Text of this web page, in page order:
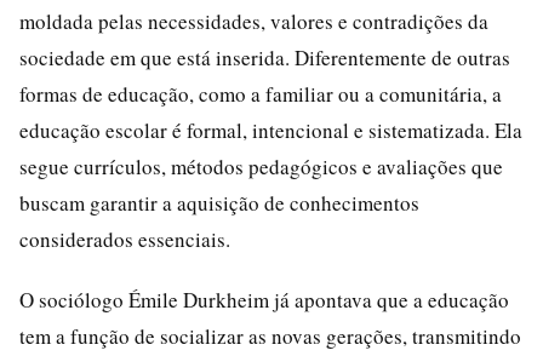
moldada pelas necessidades, valores e contradições da
sociedade em que está inserida. Diferentemente de outras
formas de educação, como a familiar ou a comunitária, a
educação escolar é formal, intencional e sistematizada. Ela
segue currículos, métodos pedagógicos e avaliações que
buscam garantir a aquisição de conhecimentos
considerados essenciais.
O sociólogo Émile Durkheim já apontava que a educação
tem a função de socializar as novas gerações, transmitindo